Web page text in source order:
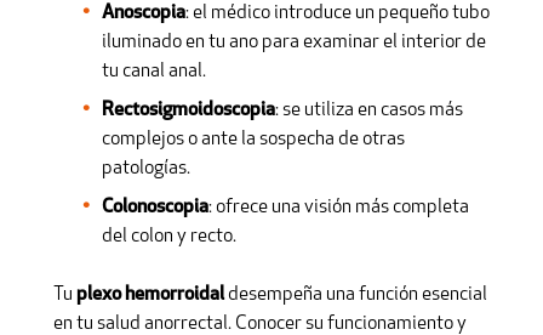
Anoscopia: el médico introduce un pequeño tubo
iluminado en tu ano para examinar el interior de
tu canal anal.
Rectosigmoidoscopia: se utiliza en casos más
complejos o ante la sospecha de otras
patologías.
Colonoscopia: ofrece una visión más completa
del colon y recto.
Tu plexo hemorroidaldesempeña una función esencial
en tu salud anorrectal. Conocer su funcionamiento y